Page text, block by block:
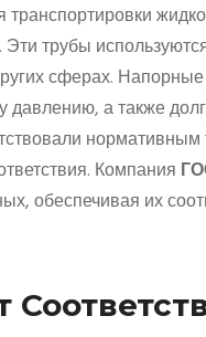
трубы
сферах.
а также
Компания
обеспечивая их